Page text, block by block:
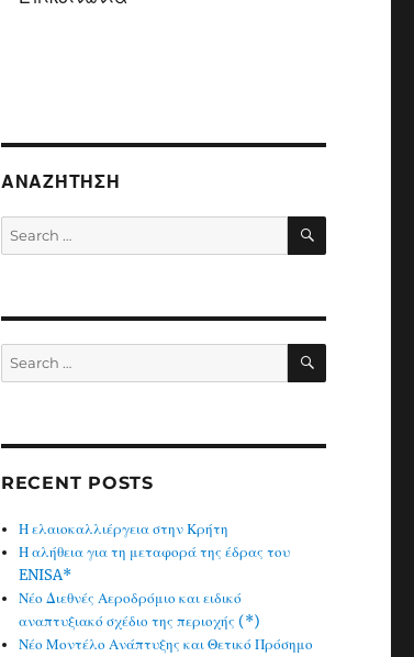
ΑΝΑΖΉΤΗΣΗ
Search
for:
SEARCH
Search
for:
SEARCH
RECENT POSTS
Η ελαιοκαλλιέργεια στην Κρήτη
Η αλήθεια για τη μεταφορά της έδρας του
ENISA*
Νέο Διεθνές Αεροδρόμιο και ειδικό
αναπτυξιακό σχέδιο της περιοχής (*)
Νέο Μοντέλο Ανάπτυξης και Θετικό Πρόσημο